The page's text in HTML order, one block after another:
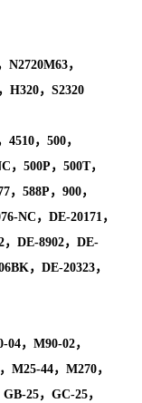
，
H320，S2320
，500，
，500P，500T，
，588P，900，
NC，DE-20171，
，DE-8902，DE-
，DE-20323，
，M90-02，
M25-44，M270，
25，GC-25，